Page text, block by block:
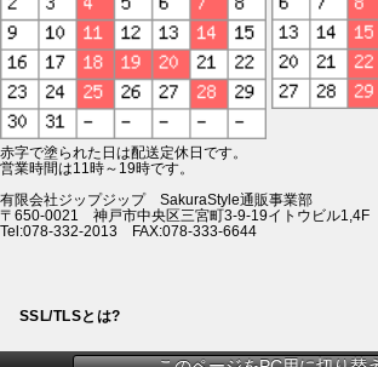
赤字で塗られた日は配送定休日です。
営業時間は11時～19時です。
有限会社ジップジップ SakuraStyle通販事業部
〒650-0021 神戸市中央区三宮町3-9-19イトウビル1,4F
Tel:078-332-2013 FAX:078-333-6644
SSL/TLSとは?